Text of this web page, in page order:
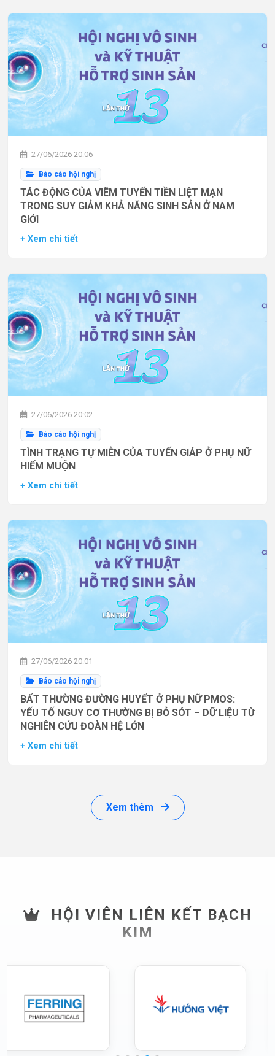
27/06/2026 20:06
Báo cáo hội nghị
TÁC ĐỘNG CỦA VIÊM TUYẾN TIỀN LIỆT MẠN
TRONG SUY GIẢM KHẢ NĂNG SINH SẢN Ở NAM
GIỚI
+ Xem chi tiết
27/06/2026 20:02
Báo cáo hội nghị
TÌNH TRẠNG TỰ MIỄN CỦA TUYẾN GIÁP Ở PHỤ NỮ
HIẾM MUỘN
+ Xem chi tiết
27/06/2026 20:01
Báo cáo hội nghị
BẤT THƯỜNG ĐƯỜNG HUYẾT Ở PHỤ NỮ PMOS:
YẾU TỐ NGUY CƠ THƯỜNG BỊ BỎ SÓT – DỮ LIỆU TỪ
NGHIÊN CỨU ĐOÀN HỆ LỚN
+ Xem chi tiết
Xem thêm
HỘI VIÊN LIÊN KẾT BẠCH
KIM